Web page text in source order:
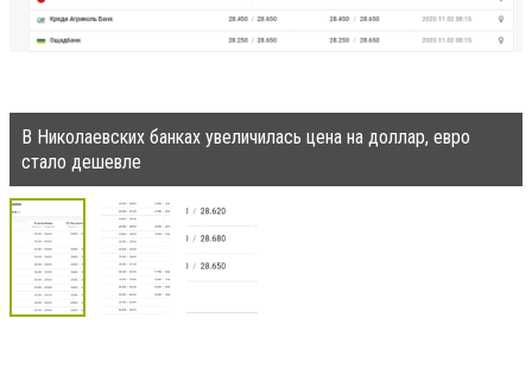
В Николаевских банках увеличилась цена на доллар, евро
стало дешевле